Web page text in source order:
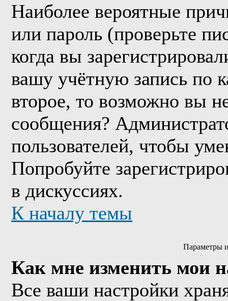
Наиболее вероятные
или пароль (проверьте
когда вы
вашу учётную запись по
второе, то возможно вы
сообщения?
пользователей, чтобы
Попробуйте
в дискуссиях.
К началу темы
Параметры
Как мне изменить мои
Все ваши настройки